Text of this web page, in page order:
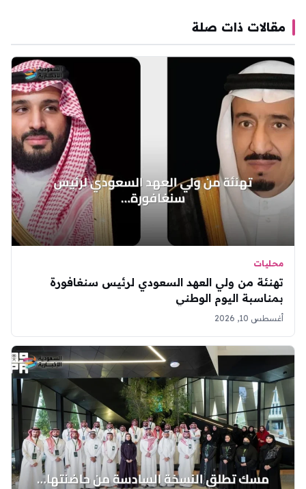
مقالات ذات صلة
محليات
تهنئة من ولي العهد السعودي لرئيس سنغافورة
بمناسبة اليوم الوطني
أغسطس 10, 2026